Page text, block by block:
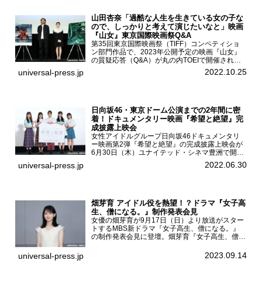
山田杏奈「過酷な人生を生きている女の子な
ので、しっかりと考えて演じたいなと」映画
『山女』東京国際映画祭Q&A
第35回東京国際映画祭（TIFF）コンペティショ
ン部門作品で、2023年公開予定の映画『山女』
の質疑応答（Q&A）が丸の内TOEIで開催され、
主演を務めた女優の山田杏奈、監督の福永壮志が
登壇。本作について語った。映画『山女』第35
universal-press.jp 2022.10.25
日向坂46・東京ドーム公演までの2年間に密
着！ドキュメンタリー映画『希望と絶望』完
成披露上映会
女性アイドルグループ日向坂46ドキュメンタリ
ー映画第2弾『希望と絶望』の完成披露上映会が
6月30日（木）ユナイテッド・シネマ豊洲で開催
され、日向坂46メンバーの加藤史帆、齊藤京
子、佐々木久美、富田鈴花、松田好花の5人が登
universal-press.jp 2022.06.30
畑芽育 アイドル役を熱望！？ドラマ『女子高
生、僧になる。』制作発表会見
女優の畑芽育が9月17日（日）より放送がスター
トするMBS新ドラマ『女子高生、僧になる。』
の制作発表会見に登壇。畑芽育『女子高生、僧に
ーについて「下白石麦は頭にビックリマークと、
universal-press.jp 2023.09.14